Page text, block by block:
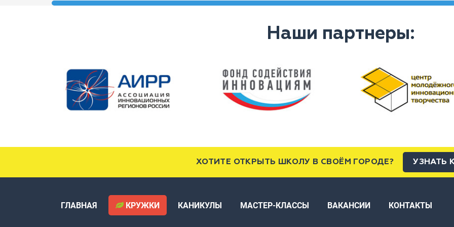
Наши партнеры:
ХОТИТЕ ОТКРЫТЬ ШКОЛУ В СВОЁМ ГОРОДЕ? УЗНАТЬ
ГЛАВНАЯ КРУЖКИ КАНИКУЛЫ МАСТЕР-КЛАССЫ ВАКАНСИИ КОНТАКТЫ